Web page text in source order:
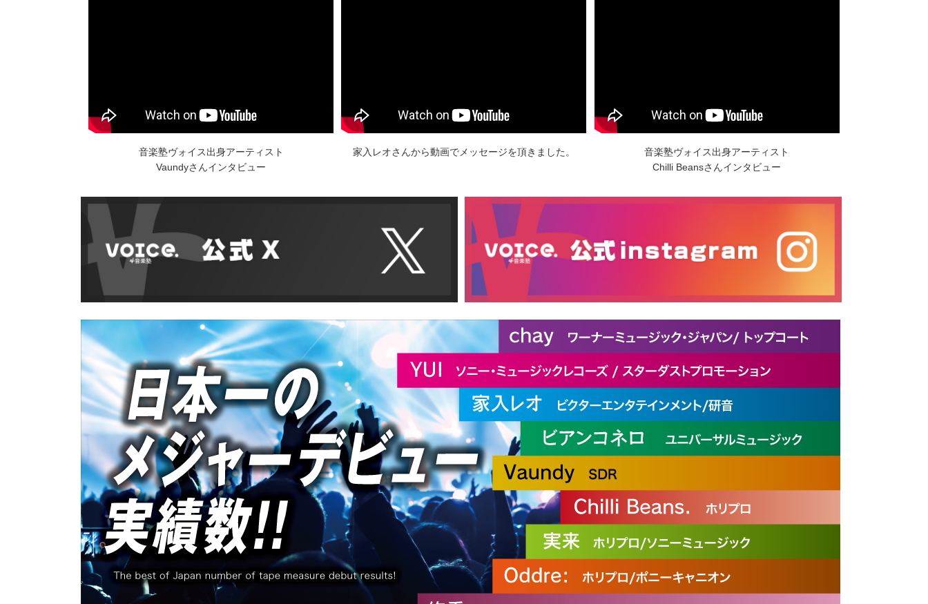
音楽塾ヴォイス出身アーティスト
Vaundyさんインタビュー
家入レオさんから動画でメッセージを頂きました。
音楽塾ヴォイス出身アーティスト
Chilli Beansさんインタビュー